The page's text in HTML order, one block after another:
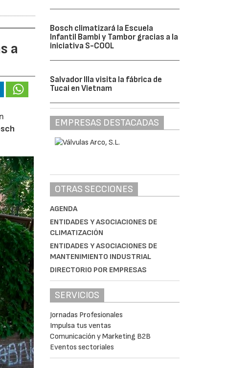
a
Bosch climatizará la Escuela
Infantil Bambi y Tambor gracias a la
iniciativa S-COOL
Salvador Illa visita la fábrica de
Tucai en Vietnam
EMPRESAS DESTACADAS
OTRAS SECCIONES
AGENDA
ENTIDADES Y ASOCIACIONES DE
CLIMATIZACIÓN
ENTIDADES Y ASOCIACIONES DE
MANTENIMIENTO INDUSTRIAL
DIRECTORIO POR EMPRESAS
SERVICIOS
Jornadas Profesionales
Impulsa tus ventas
Comunicación y Marketing B2B
Eventos sectoriales